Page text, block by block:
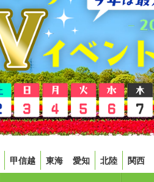
甲信越 東海 愛知 北陸 関西